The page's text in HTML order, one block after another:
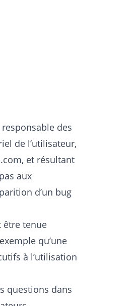
responsable des
de l’utilisateur,
et résultant
aux
d’un bug
être tenue
qu’une
à l’utilisation
questions dans